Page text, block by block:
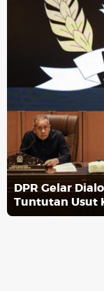
DPR Gelar
Tuntutan Usut